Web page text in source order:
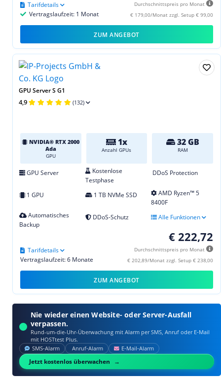
Durchschnittspreis pro Monat
€ 179,00/Monat zzgl. Setup € 99,00
Vertragslaufzeit: 1 Monat
Tarifdetails
ZUM ANGEBOT
GPU Server S G1
4,9 (132)
NVIDIA® RTX 2000
Ada
GPU
1x
Anzahl GPUs
32 GB
RAM
GPU Server
Kostenlose
Testphase
DDoS Protection
1 GPU 1 TB NVMe SSD
AMD Ryzen™ 5
8400F
Automatisches
Backup
DDoS-Schutz Alle Funktionen
€ 222,72
Durchschnittspreis pro Monat
€ 202,89/Monat zzgl. Setup € 238,00
Vertragslaufzeit: 6 Monate
Tarifdetails
ZUM ANGEBOT
Nie wieder einen Website- oder Server-Ausfall
verpassen.
Rund-um-die-Uhr-Überwachung mit Alarm per SMS, Anruf oder E‑Mail
mit HOSTtest Plus.
SMS‑Alarm Anruf‑Alarm E‑Mail‑Alarm
Jetzt kostenlos überwachen